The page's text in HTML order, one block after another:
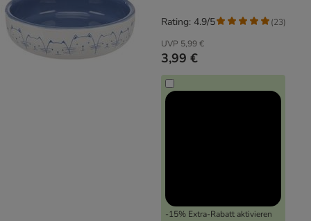
UVP 5,99 €
3,99 €
-15% Extra-Rabatt aktivieren
Rating: 4.9/5 (23)